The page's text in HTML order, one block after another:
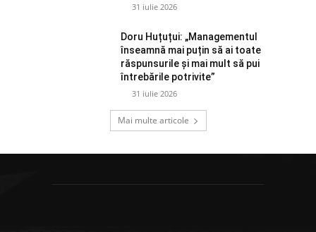
31 iulie 2026
Doru Huțuțui: „Managementul
înseamnă mai puțin să ai toate
răspunsurile și mai mult să pui
întrebările potrivite”
31 iulie 2026
Mai multe articole